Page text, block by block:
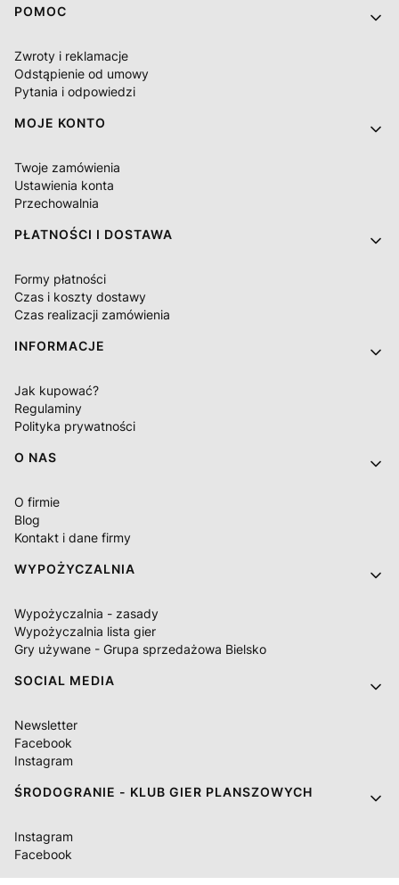
Linki w stopce
POMOC
Zwroty i reklamacje
Odstąpienie od umowy
Pytania i odpowiedzi
MOJE KONTO
Twoje zamówienia
Ustawienia konta
Przechowalnia
PŁATNOŚCI I DOSTAWA
Formy płatności
Czas i koszty dostawy
Czas realizacji zamówienia
INFORMACJE
Jak kupować?
Regulaminy
Polityka prywatności
O NAS
O firmie
Blog
Kontakt i dane firmy
WYPOŻYCZALNIA
Wypożyczalnia - zasady
Wypożyczalnia lista gier
Gry używane - Grupa sprzedażowa Bielsko
SOCIAL MEDIA
Newsletter
Facebook
Instagram
ŚRODOGRANIE - KLUB GIER PLANSZOWYCH
Instagram
Facebook